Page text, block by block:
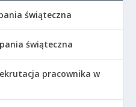
świąteczna
świąteczna
pracownika w